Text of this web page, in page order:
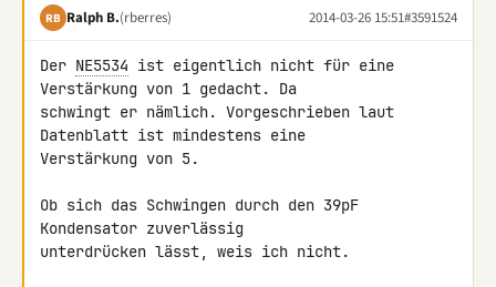
RB Ralph B.(rberres) 2014-03-26 15:51#3591524
Der NE5534 ist eigentlich nicht für eine
Verstärkung von 1 gedacht. Da
schwingt er nämlich. Vorgeschrieben laut
Datenblatt ist mindestens eine
Verstärkung von 5.
Ob sich das Schwingen durch den 39pF
Kondensator zuverlässig
unterdrücken lässt, weis ich nicht.